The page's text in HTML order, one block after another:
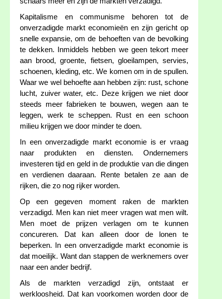
Kapitalisme en communisme behoren tot de
onverzadigde markt economieën en zijn gericht op
snelle expansie, om de behoeften van de bevolking
te dekken. Inmiddels hebben we geen tekort meer
aan brood, groente, fietsen, gloeilampen, servies,
schoenen, kleding, etc. We komen om in de spullen.
Waar we wel behoefte aan hebben zijn: rust, schone
lucht, zuiver water, etc. Deze krijgen we niet door
steeds meer fabrieken te bouwen, wegen aan te
leggen, werk te scheppen. Rust en een schoon
milieu krijgen we door minder te doen.
In een onverzadigde markt economie is er vraag
naar produkten en diensten. Ondernemers
investeren tijd en geld in de produktie van die dingen
en verdienen daaraan. Rente betalen ze aan de
rijken, die zo nog rijker worden.
Op een gegeven moment raken de markten
verzadigd. Men kan niet meer vragen wat men wilt.
Men moet de prijzen verlagen om te kunnen
concureren. Dat kan alleen door de lonen te
beperken. In een onverzadigde markt economie is
dat moeilijk. Want dan stappen de werknemers over
naar een ander bedrijf.
Als de markten verzadigd zijn, ontstaat er
werkloosheid. Dat kan voorkomen worden door de